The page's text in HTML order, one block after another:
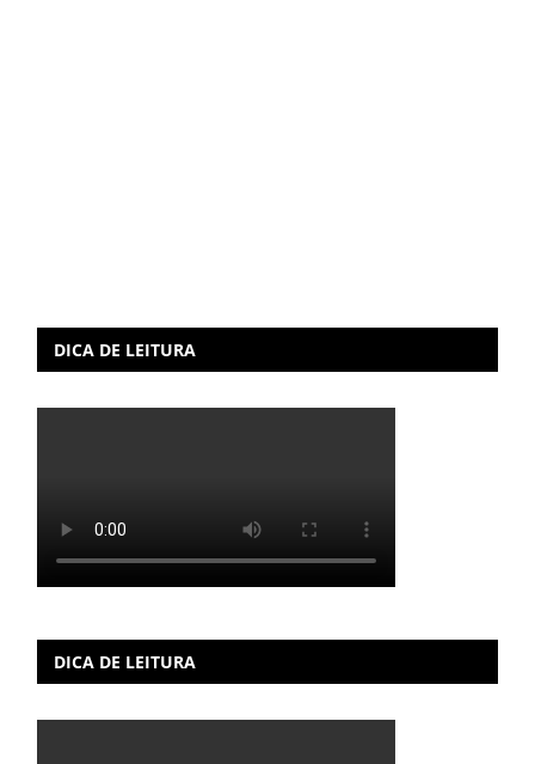
DICA DE LEITURA
DICA DE LEITURA